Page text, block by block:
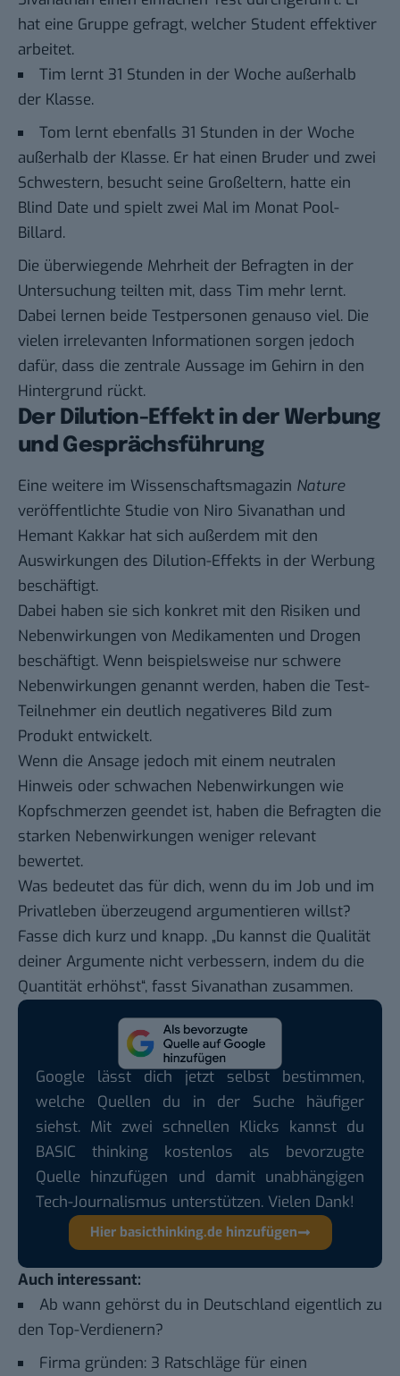
hat eine Gruppe gefragt, welcher Student effektiver
arbeitet.
Tim lernt 31 Stunden in der Woche außerhalb
der Klasse.
Tom lernt ebenfalls 31 Stunden in der Woche
außerhalb der Klasse. Er hat einen Bruder und zwei
Schwestern, besucht seine Großeltern, hatte ein
Blind Date und spielt zwei Mal im Monat Pool-
Billard.
Die überwiegende Mehrheit der Befragten in der
Untersuchung teilten mit, dass Tim mehr lernt.
Dabei lernen beide Testpersonen genauso viel. Die
vielen irrelevanten Informationen sorgen jedoch
dafür, dass die zentrale Aussage im Gehirn in den
Hintergrund rückt.
Der Dilution-Effekt in der Werbung
und Gesprächsführung
Eine weitere im Wissenschaftsmagazin Nature
veröffentlichte Studie von Niro Sivanathan und
Hemant Kakkar hat sich außerdem mit den
Auswirkungen des Dilution-Effekts in der Werbung
beschäftigt.
Dabei haben sie sich konkret mit den Risiken und
Nebenwirkungen von Medikamenten und Drogen
beschäftigt. Wenn beispielsweise nur schwere
Nebenwirkungen genannt werden, haben die Test-
Teilnehmer ein deutlich negativeres Bild zum
Produkt entwickelt.
Wenn die Ansage jedoch mit einem neutralen
Hinweis oder schwachen Nebenwirkungen wie
Kopfschmerzen geendet ist, haben die Befragten die
starken Nebenwirkungen weniger relevant
bewertet.
Was bedeutet das für dich, wenn du im Job und im
Privatleben überzeugend argumentieren willst?
Fasse dich kurz und knapp. „Du kannst die Qualität
deiner Argumente nicht verbessern, indem du die
Quantität erhöhst“, fasst Sivanathan zusammen.
Google lässt dich jetzt selbst bestimmen,
welche Quellen du in der Suche häufiger
siehst. Mit zwei schnellen Klicks kannst du
BASIC thinking kostenlos als bevorzugte
Quelle hinzufügen und damit unabhängigen
Tech-Journalismus unterstützen. Vielen Dank!
Hier basicthinking.de hinzufügen
Auch interessant:
Ab wann gehörst du in Deutschland eigentlich zu
den Top-Verdienern?
Firma gründen: 3 Ratschläge für einen